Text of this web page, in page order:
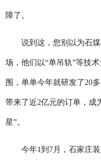
障了。
说到这，您别以为石煤
场，他们以“单吊轨”等技
围，单单今年就研发了20
带来了近2亿元的订单，成
星”。
今年1到7月，石家庄装